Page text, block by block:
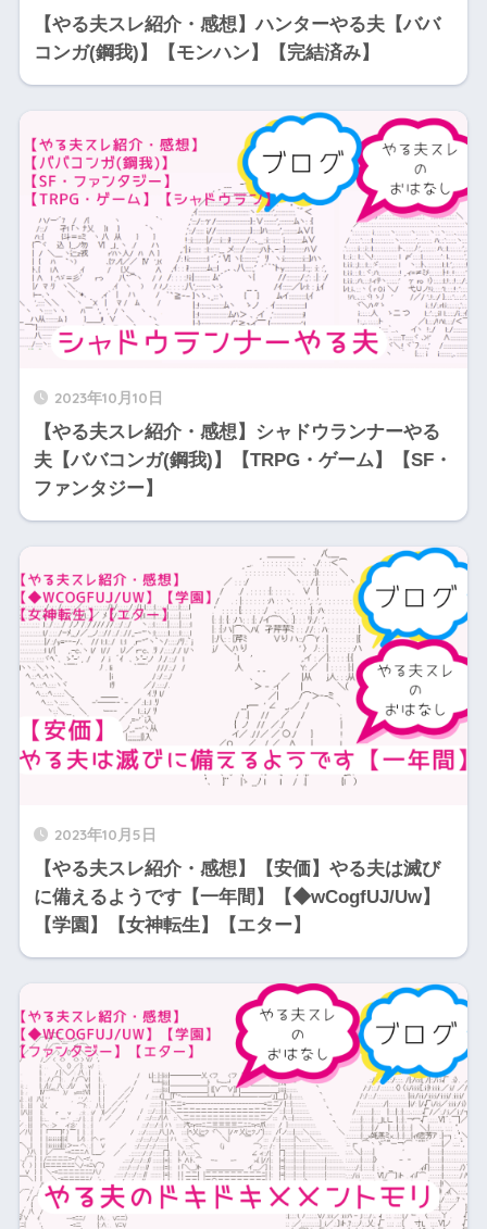
【やる夫スレ紹介・感想】ハンターやる夫【ババ
コンガ(鋼我)】【モンハン】【完結済み】
2023年10月10日
【やる夫スレ紹介・感想】シャドウランナーやる
夫【ババコンガ(鋼我)】【TRPG・ゲーム】【SF・
ファンタジー】
2023年10月5日
【やる夫スレ紹介・感想】【安価】やる夫は滅び
に備えるようです【一年間】【◆wCogfUJ/Uw】
【学園】【女神転生】【エター】